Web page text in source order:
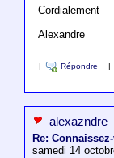
Cordialement
Alexandre
Répondre
alexazndre
Re:
samedi 14